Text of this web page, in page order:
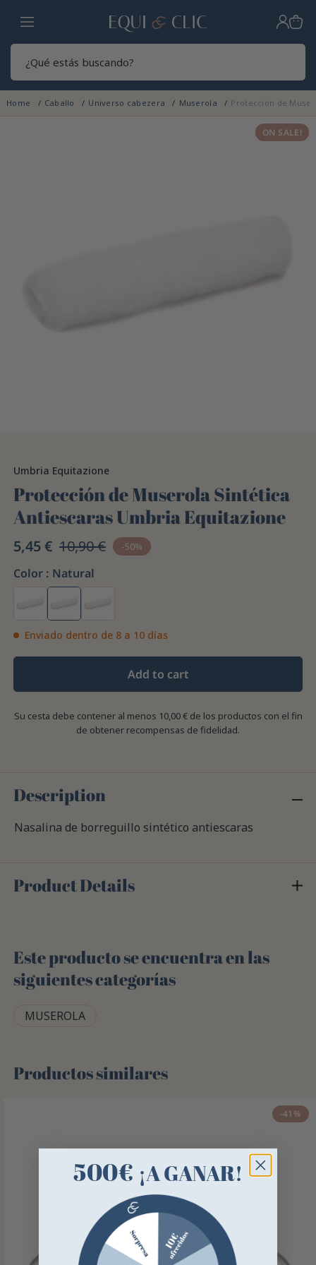
Hogar
Home Caballo Universo cabezera Muserola Protección de
ON SALE!
Umbria Equitazione
Protección de Muserola Sintética
Antiescaras Umbria Equitazione
5,45 € 10,90 € -50%
Color : Natural
Enviado dentro de 8 a 10 días
Add to cart
Su cesta debe contener al menos 10,00 € de los productos con el fin
de obtener recompensas de fidelidad.
Description
Nasalina de borreguillo sintético antiescaras
Product Details
Este producto se encuentra en las
siguientes categorías
MUSEROLA
Productos similares
-41%
500€ ¡A GANAR!